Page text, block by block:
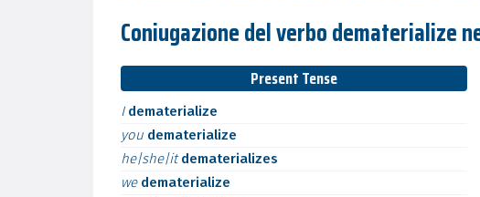
Coniugazione del verbo dematerialize
Present Tense
I dematerialize
you dematerialize
he|she|itdematerializes
we dematerialize